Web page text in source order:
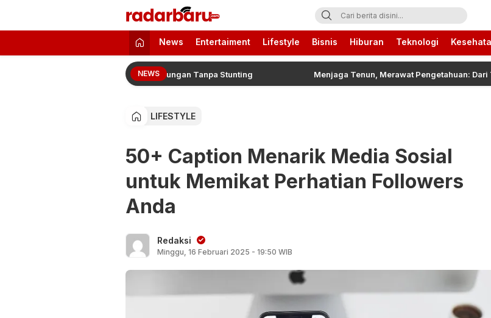
radarbaru.com
Informasi Berita Terbaru dan Terkini Hari Ini
News Entertaiment Lifestyle Bisnis Hiburan Teknologi
NEWS
Program Pelindo Lingkungan Tanpa Stunting Menjaga Tenun, Merawat Pengetahuan: Dari
LIFESTYLE
50+ Caption Menarik Media Sosial
untuk Memikat Perhatian Followers
Anda
Redaksi
Minggu, 16 Februari 2025 - 19:50 WIB